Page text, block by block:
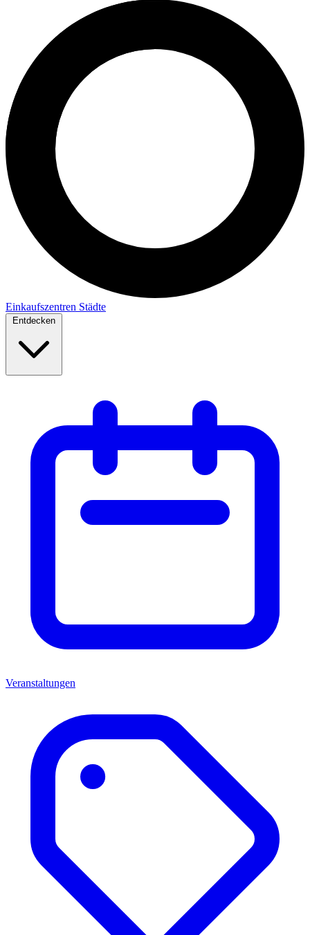
Einkaufszentren Städte
Entdecken
Veranstaltungen